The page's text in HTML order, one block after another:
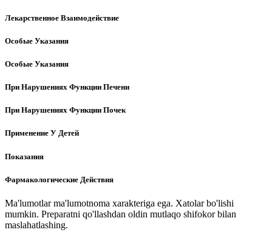
Лекарственное Взаимодействие
Особые Указания
Особые Указания
При Нарушениях Функции Печени
При Нарушениях Функции Почек
Применение У Детей
Показания
Фармакологические Действия
Ma'lumotlar ma'lumotnoma xarakteriga ega. Xatolar bo'lishi
mumkin. Preparatni qo'llashdan oldin mutlaqo shifokor bilan
maslahatlashing.